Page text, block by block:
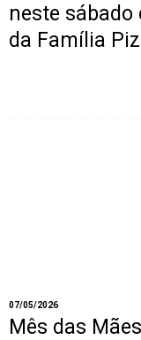
neste sábado
da Família
07/05/2026
Mês das